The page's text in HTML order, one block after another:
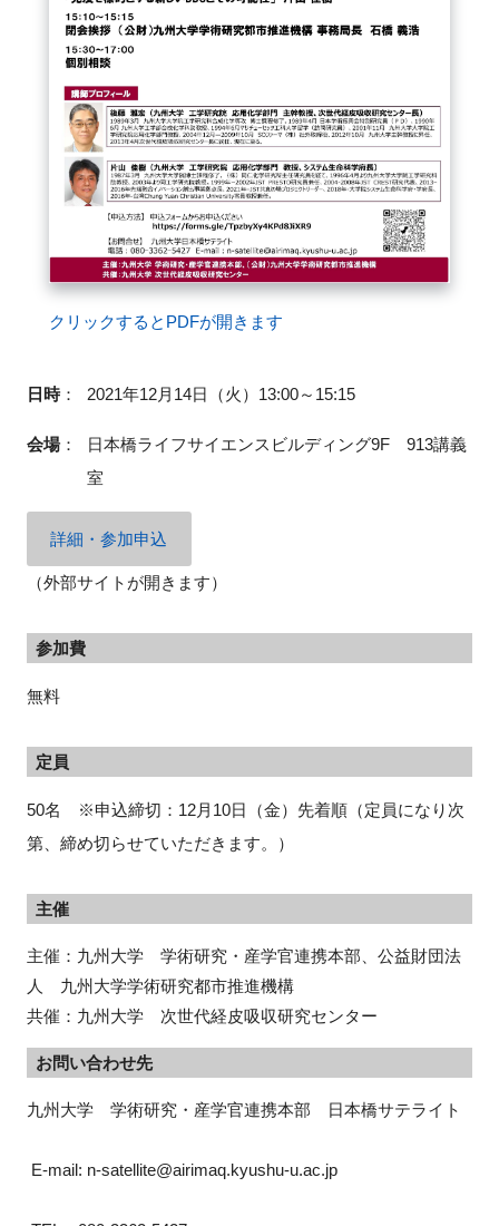
閉じる
クリックするとPDFが開きます
日時： 2021年12月14日（火）13:00～15:15
会場：
日本橋ライフサイエンスビルディング9F 913講義
室
詳細・参加申込
（外部サイトが開きます）
参加費
無料
定員
50名 ※申込締切：12月10日（金）先着順（定員になり次
第、締め切らせていただきます。）
主催
主催：九州大学 学術研究・産学官連携本部、公益財団法
人 九州大学学術研究都市推進機構
共催：九州大学 次世代経皮吸収研究センター
お問い合わせ先
九州大学　学術研究・産学官連携本部　日本橋サテライト
E-mail: n-satellite@airimaq.kyushu-u.ac.jp